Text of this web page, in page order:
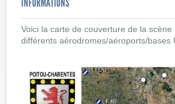
Voici la carte de couverture de la scène
différents aérodromes/aéroports/bases